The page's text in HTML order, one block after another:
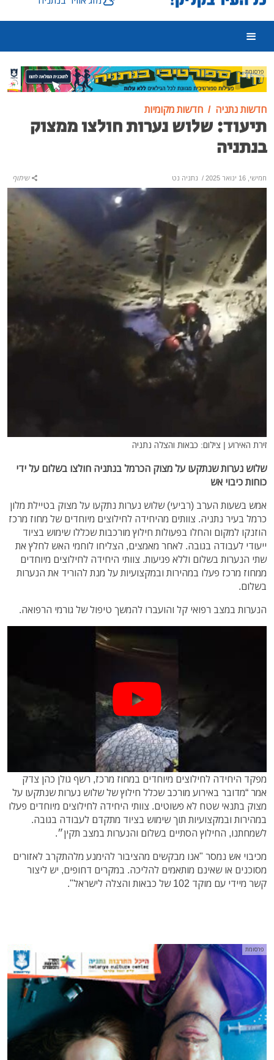
פרסומת
חדשות נתניה חדשות מקומיות
תיעוד: שלוש נערות חולצו ממצוק
בנתניה
חמישי, 16 ינואר 2025 / נתניה נט שיתוף
זירת האירוע | צילום: כבאות והצלה נתניה
שלוש נערות שנתקעו על מצוק הכרמל בנתניה חולצו בשלום על ידי
כוחות כיבוי אש
אמש בשעות הערב (רביעי) שלוש נערות נתקעו על מצוק בטיילת מלון
כרמל בעיר נתניה. צוותים מהיחידה לחילוצים מיוחדים של מחוז מרכז
הוזנקו למקום והחלו בפעולות חילוץ מורכבות שכללו שימוש בציוד
ייעודי לעבודה בגובה. לאחר מאמצים, הצליחו לוחמי האש לחלץ את
שתי הנערות בשלום וללא פגיעות. צוותי היחידה לחילוצים מיוחדים
ממחוז מרכז פעלו במהירות ובמקצועיות על מנת להוריד את הנערות
בשלום.
הנערות במצב רפואי קל והועברו להמשך טיפול של גורמי הרפואה.
מפקד היחידה לחילוצים מיוחדים במחוז מרכז, רשף גולן כהן צדק
אמר “מדובר באירוע מורכב שכלל חילוץ של שלוש נערות שנתקעו על
מצוק בתנאי שטח לא פשוטים. צוותי היחידה לחילוצים מיוחדים פעלו
במהירות ובמקצועיות תוך שימוש בציוד מתקדם לעבודה בגובה.
לשמחתנו, החילוץ הסתיים בשלום והנערות במצב תקין״.
מכיבוי אש נמסר "אנו מבקשים מהציבור להימנע מלהתקרב לאזורים
מסוכנים או שאינם מותאמים להליכה. במקרים דחופים, יש ליצור
קשר מיידי עם מוקד 102 של כבאות והצלה לישראל".
פרסומת